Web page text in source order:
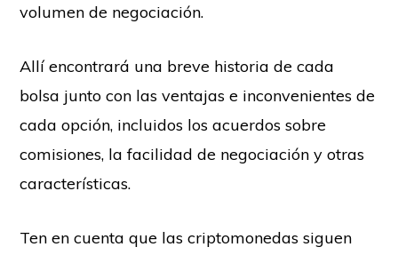
volumen de negociación.
Allí encontrará una breve historia de cada
bolsa junto con las ventajas e inconvenientes de
cada opción, incluidos los acuerdos sobre
comisiones, la facilidad de negociación y otras
características.
Ten en cuenta que las criptomonedas siguen